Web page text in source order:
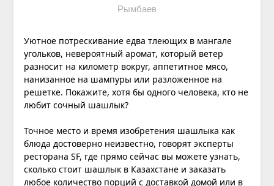
Рымбаев
Уютное потрескивание едва тлеющих в мангале
угольков, невероятный аромат, который ветер
разносит на километр вокруг, аппетитное мясо,
нанизанное на шампуры или разложенное на
решетке. Покажите, хотя бы одного человека, кто не
любит сочный шашлык?
Точное место и время изобретения шашлыка как
блюда достоверно неизвестно, говорят эксперты
ресторана SF, где прямо сейчас вы можете узнать,
сколько стоит шашлык в Казахстанеи заказать
любое количество порций с доставкой домой или в